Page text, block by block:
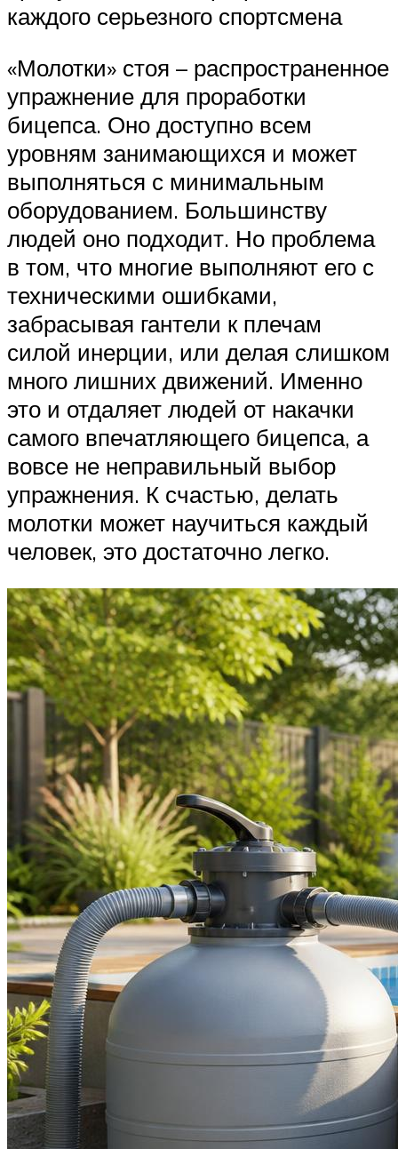
каждого серьезного спортсмена
«Молотки» стоя – распространенное
упражнение для проработки
бицепса. Оно доступно всем
уровням занимающихся и может
выполняться с минимальным
оборудованием. Большинству
людей оно подходит. Но проблема
в том, что многие выполняют его с
техническими ошибками,
забрасывая гантели к плечам
силой инерции, или делая слишком
много лишних движений. Именно
это и отдаляет людей от накачки
самого впечатляющего бицепса, а
вовсе не неправильный выбор
упражнения. К счастью, делать
молотки может научиться каждый
человек, это достаточно легко.